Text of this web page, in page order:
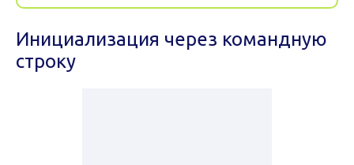
Инициализация через командную
строку